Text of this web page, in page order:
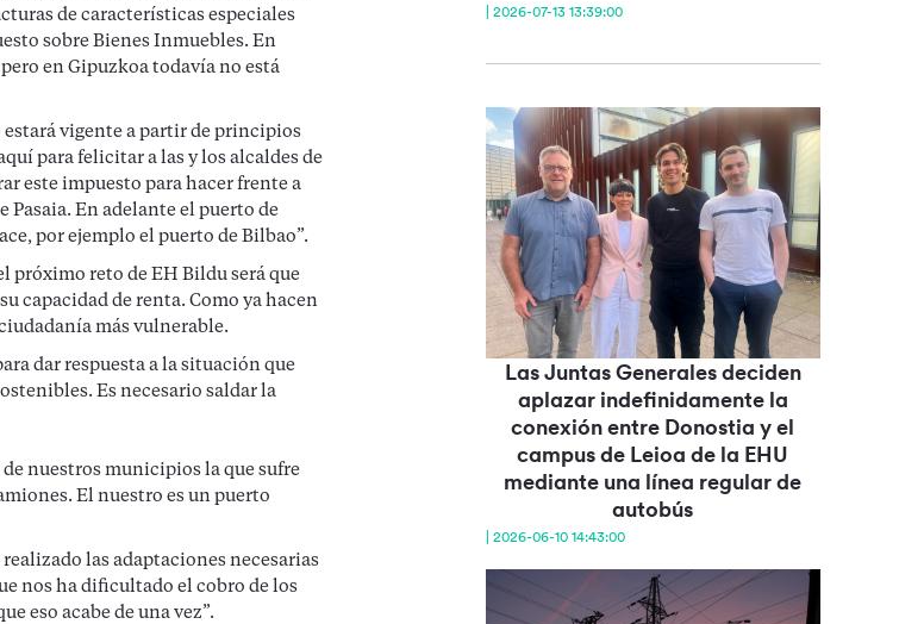
de características especiales
sobre Bienes Inmuebles. En
en Gipuzkoa todavía no está
estará vigente a partir de principios
para felicitar a las y los alcaldes de
este impuesto para hacer frente a
En adelante el puerto de
por ejemplo el puerto de Bilbao”.
próximo reto de EH Bildu será que
capacidad de renta. Como ya hacen
más vulnerable.
dar respuesta a la situación que
Es necesario saldar la
nuestros municipios la que sufre
El nuestro es un puerto
las adaptaciones necesarias
nos ha dificultado el cobro de los
eso acabe de una vez”.
| 2026-07-13 13:39:00
Las Juntas Generales deciden
aplazar indefinidamente la
conexión entre Donostia y el
campus de Leioa de la EHU
mediante una línea regular de
autobús
| 2026-06-10 14:43:00